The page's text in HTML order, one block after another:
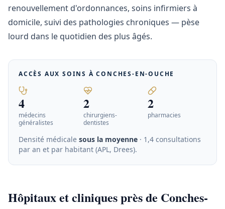
renouvellement d'ordonnances, soins infirmiers à
domicile, suivi des pathologies chroniques — pèse
lourd dans le quotidien des plus âgés.
ACCÈS AUX SOINS ÀCONCHES-EN-OUCHE
4
médecins
généralistes
2
chirurgiens-
dentistes
2
pharmacies
Densité médicale sous la moyenne · 1,4 consultations
par an et par habitant (APL, Drees).
Hôpitaux et cliniques près de Conches-